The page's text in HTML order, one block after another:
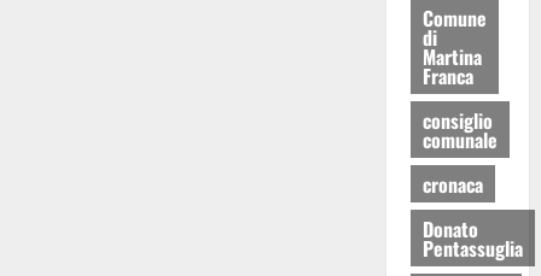
Comune
di
Martina
Franca
consiglio
comunale
cronaca
Donato
Pentassuglia